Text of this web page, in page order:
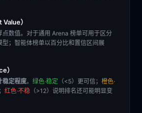
）
点数值。对于通用 Arena 榜单可用于区分
型；智能体榜单以百分比和置信区间展
）
稳定程度。 绿色·稳定 （<5）更可信； 橙色·
红色·不稳 （>12）说明排名还可能明显变